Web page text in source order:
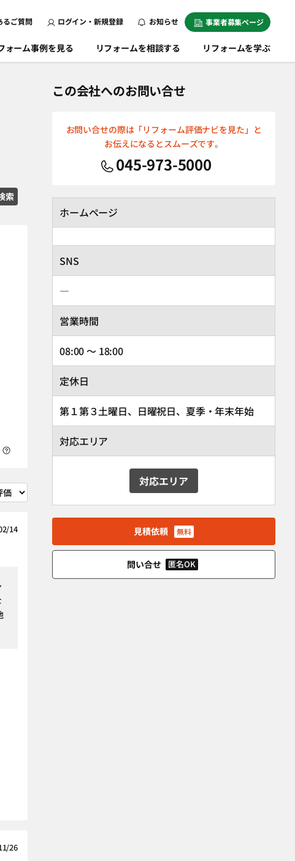
るご質問 ログイン・新規登録 お知らせ 事業者募集ページ
ォーム事例を見る リフォームを相談する リフォームを学ぶ
索
14
26
この会社へのお問い合せ
お問い合せの際は「リフォーム評価ナビを見た」と
お伝えになるとスムーズです。
045-973-5000
ホームページ
SNS
―
営業時間
08:00 ～ 18:00
定休日
第１第３土曜日、日曜祝日、夏季・年末年始
対応エリア
対応エリア
見積依頼 無料
問い合せ 匿名OK